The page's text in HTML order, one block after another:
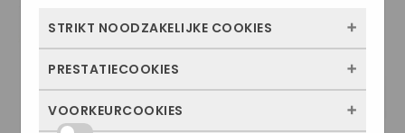
STRIKT NOODZAKELIJKE COOKIES
Deze cookies zorgen ervoor dat de website
kunnen niet worden uitgezet. Meestal
PRESTATIECOOKIES
Met deze cookies zien we hoe vaak onze
VOORKEURCOOKIES